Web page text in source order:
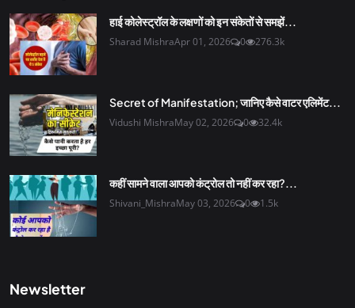
हाई कोलेस्ट्रॉल के लक्षणों को इन संकेतों से समझें...
Sharad MishraApr 01, 2026 0 276.3k
Secret of Manifestation; जानिए कैसे वाटर एलिमेंट...
Vidushi MishraMay 02, 2026 0 32.4k
कहीं सामने वाला आपको कंट्रोल तो नहीं कर रहा?...
Shivani_MishraMay 03, 2026 0 1.5k
Newsletter